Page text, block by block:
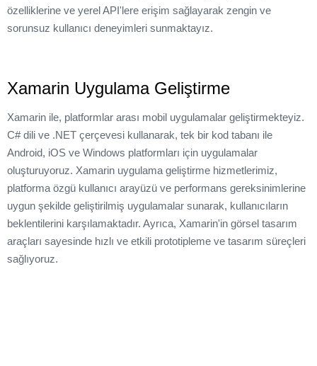
özelliklerine ve yerel API'lere erişim sağlayarak zengin ve
sorunsuz kullanıcı deneyimleri sunmaktayız.
Xamarin Uygulama Geliştirme
Xamarin ile, platformlar arası mobil uygulamalar geliştirmekteyiz.
C# dili ve .NET çerçevesi kullanarak, tek bir kod tabanı ile
Android, iOS ve Windows platformları için uygulamalar
oluşturuyoruz. Xamarin uygulama geliştirme hizmetlerimiz,
platforma özgü kullanıcı arayüzü ve performans gereksinimlerine
uygun şekilde geliştirilmiş uygulamalar sunarak, kullanıcıların
beklentilerini karşılamaktadır. Ayrıca, Xamarin'in görsel tasarım
araçları sayesinde hızlı ve etkili prototipleme ve tasarım süreçleri
sağlıyoruz.